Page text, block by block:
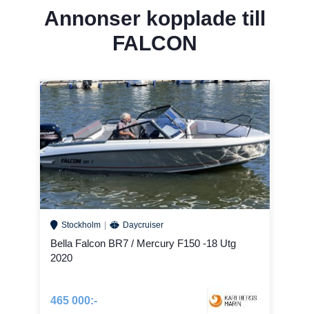
Annonser kopplade till
FALCON
Stockholm Daycruiser
Bella Falcon BR7 / Mercury F150 -18 Utg
2020
465 000:-